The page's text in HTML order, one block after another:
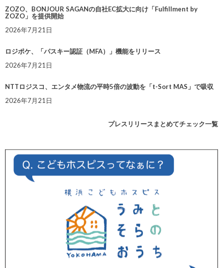
ZOZO、BONJOUR SAGANの自社EC拡大に向け「Fulfillment by
ZOZO」を提供開始
2026年7月21日
ロジポケ、「パスキー認証（MFA）」機能をリリース
2026年7月21日
NTTロジスコ、エンタメ物流の平時5倍の波動を「t-Sort MAS」で吸収
2026年7月21日
プレスリリースまとめてチェック一覧